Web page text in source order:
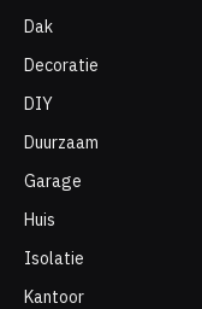
Dak
Decoratie
DIY
Duurzaam
Garage
Huis
Isolatie
Kantoor